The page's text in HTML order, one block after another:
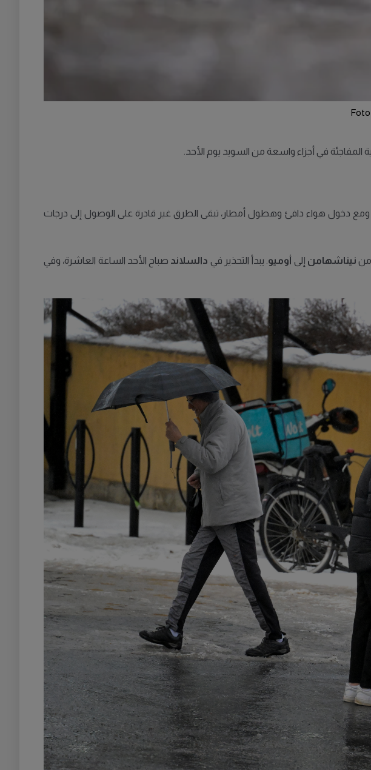
ومع دخول هواء دافئ وهطول أمطار، تبقى الطرق غير قادرة على الوصول إلى درجات
من نيناشهامن إلى أوميو . يبدأ التحذير في دالسلاند صباح الأحد الساعة العاشرة، وفي